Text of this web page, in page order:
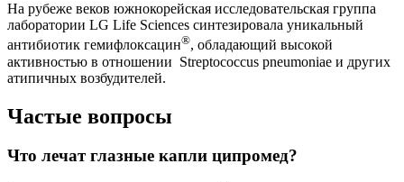
На рубеже веков южнокорейская исследовательская группа
лаборатории LG Life Sciences синтезировала уникальный
антибиотик гемифлоксацин®, обладающий высокой
активностью в отношении Streptococcus pneumoniae и других
атипичных возбудителей.
Частые вопросы
Что лечат глазные капли ципромед?